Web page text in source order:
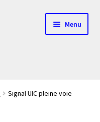
Menu
Signal UIC pleine voie